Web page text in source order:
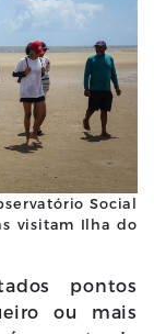
Social
visitam Ilha do
pontos
ou mais